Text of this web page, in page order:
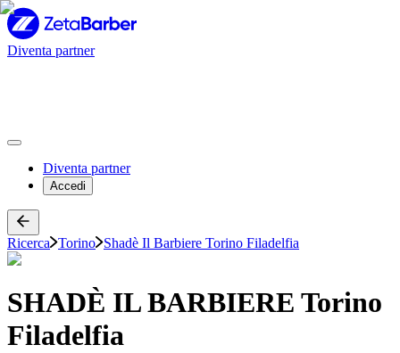
Diventa partner
Diventa partner
Accedi
Ricerca Torino Shadè Il Barbiere Torino Filadelfia
SHADÈ IL BARBIERE Torino
Filadelfia